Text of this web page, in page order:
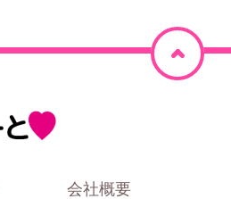
ペ
ー
会社概要